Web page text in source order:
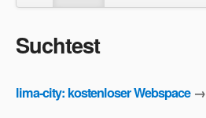
Suchtest
lima-city: kostenloser Webspace→